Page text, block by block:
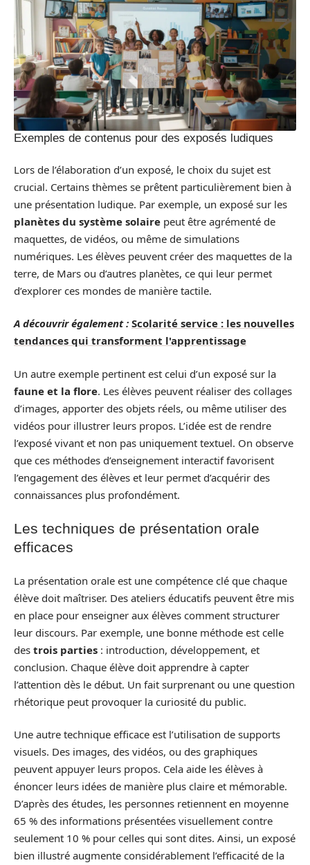
Exemples de contenus pour des exposés ludiques
Lors de l’élaboration d’un exposé, le choix du sujet est
crucial. Certains thèmes se prêtent particulièrement bien à
une présentation ludique. Par exemple, un exposé sur les
planètes du système solaire peut être agrémenté de
maquettes, de vidéos, ou même de simulations
numériques. Les élèves peuvent créer des maquettes de la
terre, de Mars ou d’autres planètes, ce qui leur permet
d’explorer ces mondes de manière tactile.
A découvrir également : Scolarité service : les nouvelles
tendances qui transforment l'apprentissage
Un autre exemple pertinent est celui d’un exposé sur la
faune et la flore. Les élèves peuvent réaliser des collages
d’images, apporter des objets réels, ou même utiliser des
vidéos pour illustrer leurs propos. L’idée est de rendre
l’exposé vivant et non pas uniquement textuel. On observe
que ces méthodes d’enseignement interactif favorisent
l’engagement des élèves et leur permet d’acquérir des
connaissances plus profondément.
Les techniques de présentation orale
efficaces
La présentation orale est une compétence clé que chaque
élève doit maîtriser. Des ateliers éducatifs peuvent être mis
en place pour enseigner aux élèves comment structurer
leur discours. Par exemple, une bonne méthode est celle
des trois parties : introduction, développement, et
conclusion. Chaque élève doit apprendre à capter
l’attention dès le début. Un fait surprenant ou une question
rhétorique peut provoquer la curiosité du public.
Une autre technique efficace est l’utilisation de supports
visuels. Des images, des vidéos, ou des graphiques
peuvent appuyer leurs propos. Cela aide les élèves à
énoncer leurs idées de manière plus claire et mémorable.
D’après des études, les personnes retiennent en moyenne
65 % des informations présentées visuellement contre
seulement 10 % pour celles qui sont dites. Ainsi, un exposé
bien illustré augmente considérablement l’efficacité de la